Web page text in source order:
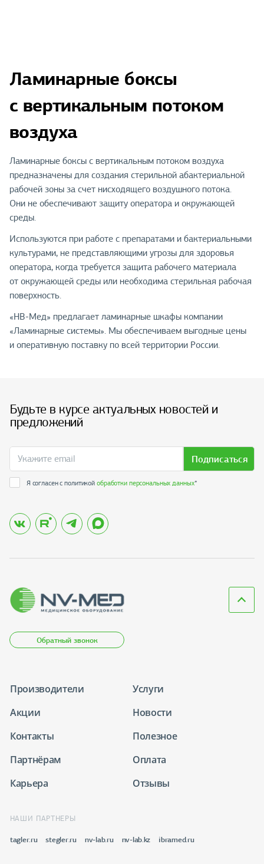
Ламинарные боксы
с вертикальным потоком
воздуха
Ламинарные боксы с вертикальным потоком воздуха
предназначены для создания стерильной абактериальной
рабочей зоны за счет нисходящего воздушного потока.
Они не обеспечивают защиту оператора и окружающей
среды.
Используются при работе с препаратами и бактериальными
культурами, не представляющими угрозы для здоровья
оператора, когда требуется защита рабочего материала
от окружающей среды или необходима стерильная рабочая
поверхность.
«НВ-Мед» предлагает ламинарные шкафы компании
«Ламинарные системы». Мы обеспечиваем выгодные цены
и оперативную поставку по всей территории России.
Будьте в курсе актуальных новостей и
предложений
Подписаться
Я согласен с политикойобработки персональных данных*
Обратный звонок
Производители
Услуги
Акции
Новости
Контакты
Полезное
Партнёрам
Оплата
Карьера
Отзывы
НАШИ ПАРТНЕРЫ
tagler.ru stegler.ru nv-lab.ru nv-lab.kz ibramed.ru